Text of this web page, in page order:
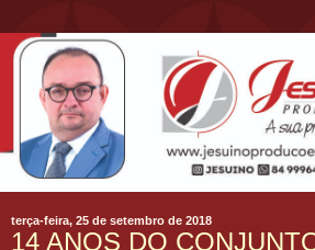
terça-feira, 25 de setembro de 2018
14 ANOS DO